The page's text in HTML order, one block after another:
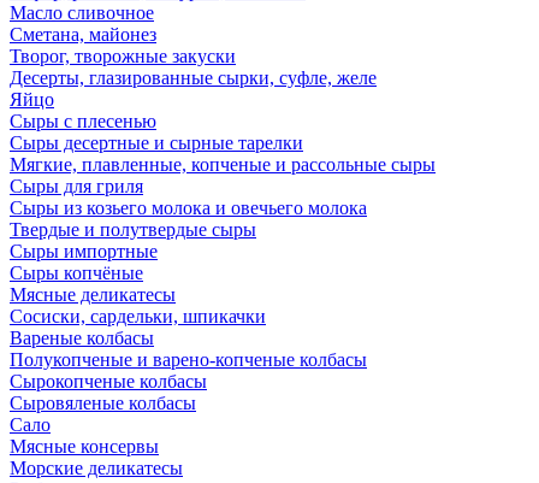
Масло сливочное
Сметана, майонез
Творог, творожные закуски
Десерты, глазированные сырки, суфле, желе
Яйцо
Сыры с плесенью
Сыры десертные и сырные тарелки
Мягкие, плавленные, копченые и рассольные сыры
Сыры для гриля
Сыры из козьего молока и овечьего молока
Твердые и полутвердые сыры
Сыры импортные
Сыры копчёные
Мясные деликатесы
Сосиски, сардельки, шпикачки
Вареные колбасы
Полукопченые и варено-копченые колбасы
Сырокопченые колбасы
Сыровяленые колбасы
Сало
Мясные консервы
Морские деликатесы